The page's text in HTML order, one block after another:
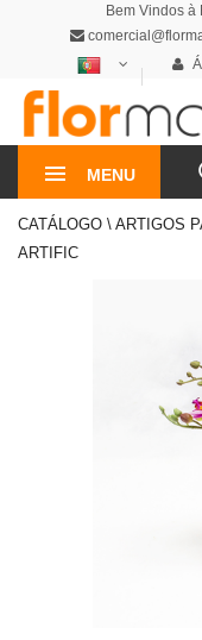
Bem Vindos
MENU
CATÁLOGO \ ARTIGOS
ARTIFIC